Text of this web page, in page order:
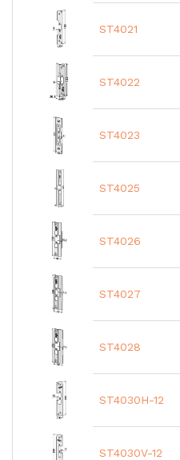
ST4021
ST4022
ST4023
ST4025
ST4026
ST4027
ST4028
ST4030H-12
ST4030V-12